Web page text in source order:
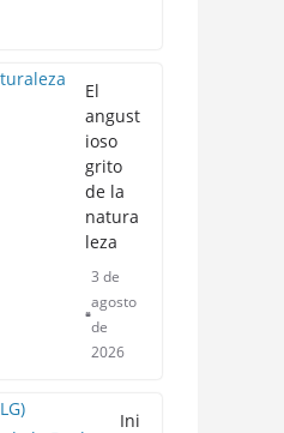
El
angust
ioso
grito
de la
natura
leza
3 de
agosto
de
2026
Ini